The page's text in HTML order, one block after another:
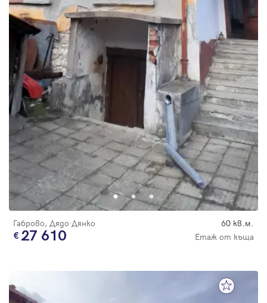
Габрово, Дядо Дянко 60 кв.м.
27 610 Етаж от къща